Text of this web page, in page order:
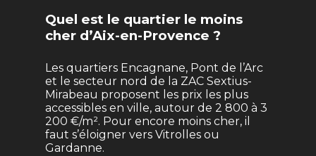
Quel est le quartier le moins
cher d’Aix-en-Provence ?
Les quartiers Encagnane, Pont de l’Arc
et le secteur nord de la ZAC Sextius-
Mirabeau proposent les prix les plus
accessibles en ville, autour de 2 800 à 3
200 €/m². Pour encore moins cher, il
faut s’éloigner vers Vitrolles ou
Gardanne.